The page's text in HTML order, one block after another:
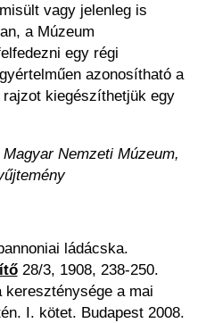
vagy jelenleg is
a Múzeum
egy régi
azonosítható a
kiegészíthetjük egy
Nemzeti Múzeum,
ládácska.
28/3, 1908, 238-250.
kereszténysége a mai
I. kötet. Budapest 2008.